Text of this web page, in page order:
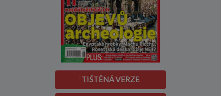
TIŠTĚNÁ VERZE